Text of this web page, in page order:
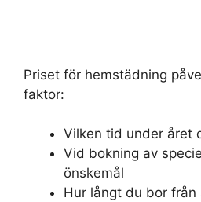
Priset för hemstädning
faktor:
Vilken tid under året
Vid bokning av
önskemål
Hur långt du bor från